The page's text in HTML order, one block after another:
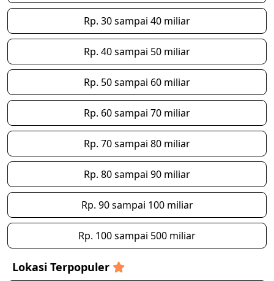
Rp. 30 sampai 40 miliar
Rp. 40 sampai 50 miliar
Rp. 50 sampai 60 miliar
Rp. 60 sampai 70 miliar
Rp. 70 sampai 80 miliar
Rp. 80 sampai 90 miliar
Rp. 90 sampai 100 miliar
Rp. 100 sampai 500 miliar
Lokasi Terpopuler